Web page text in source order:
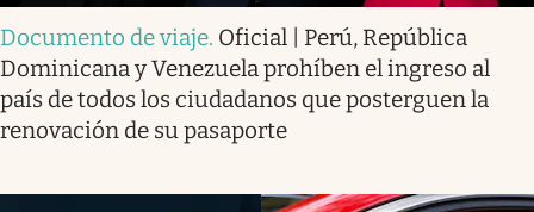
Documento de viaje. Oficial | Perú, República
Dominicana y Venezuela prohíben el ingreso al
país de todos los ciudadanos que posterguen la
renovación de su pasaporte